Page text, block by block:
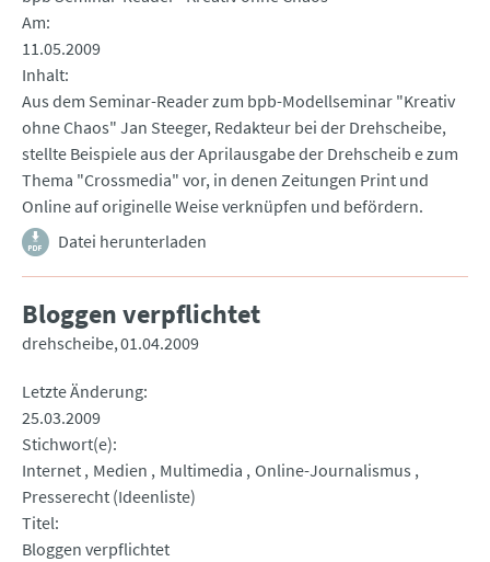
Am
11.05.2009
Inhalt
Aus dem Seminar-Reader zum bpb-Modellseminar "Kreativ
ohne Chaos" Jan Steeger, Redakteur bei der Drehscheibe,
stellte Beispiele aus der Aprilausgabe der Drehscheib e zum
Thema "Crossmedia" vor, in denen Zeitungen Print und
Online auf originelle Weise verknüpfen und befördern.
Datei herunterladen
Bloggen verpflichtet
drehscheibe 01.04.2009
Letzte Änderung
25.03.2009
Stichwort(e)
Internet Medien Multimedia Online-Journalismus
Presserecht (Ideenliste)
Titel
Bloggen verpflichtet